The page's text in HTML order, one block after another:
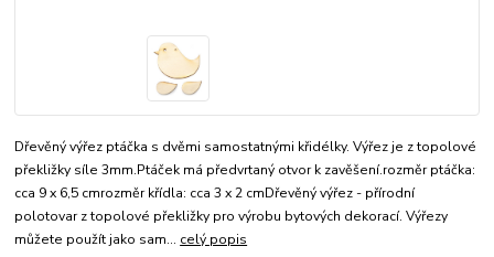
Dřevěný výřez ptáčka s dvěmi samostatnými křidélky. Výřez je z topolové
překližky síle 3mm.Ptáček má předvrtaný otvor k zavěšení.rozměr ptáčka:
cca 9 x 6,5 cmrozměr křídla: cca 3 x 2 cmDřevěný výřez - přírodní
polotovar z topolové překližky pro výrobu bytových dekorací. Výřezy
můžete použít jako sam... celý popis